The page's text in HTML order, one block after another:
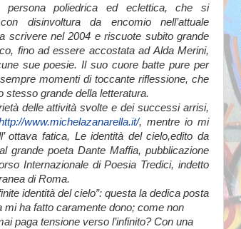
persona poliedrica ed eclettica, che si
disinvoltura da encomio nell’attuale
scrivere nel 2004 e riscuote subito grande
fino ad essere accostata ad Alda Merini,
sue poesie. Il suo cuore batte pure per
momenti di toccante riflessione, che
grande della letteratura.
delle attività svolte e dei successi arrisi,
www.michelazanarella.it/, mentre io mi
ottava fatica, Le identità del cielo,edito da
grande poeta Dante Maffia, pubblicazione
Internazionale di Poesia Tredici, indetto
di Roma.
identità del cielo”: questa la dedica posta
ha fatto caramente dono; come non
paga tensione verso l’infinito? Con una